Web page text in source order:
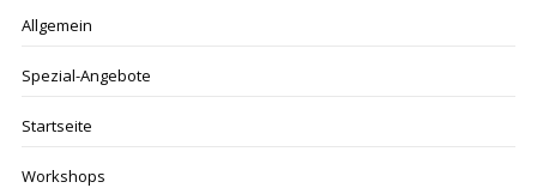
Allgemein
Spezial-Angebote
Startseite
Workshops